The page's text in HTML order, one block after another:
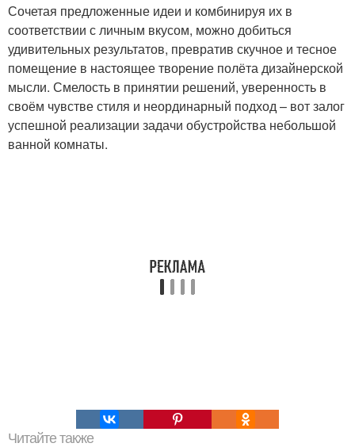
Сочетая предложенные идеи и комбинируя их в
соответствии с личным вкусом, можно добиться
удивительных результатов, превратив скучное и тесное
помещение в настоящее творение полёта дизайнерской
мысли. Смелость в принятии решений, уверенность в
своём чувстве стиля и неординарный подход – вот залог
успешной реализации задачи обустройства небольшой
ванной комнаты.
Читайте также